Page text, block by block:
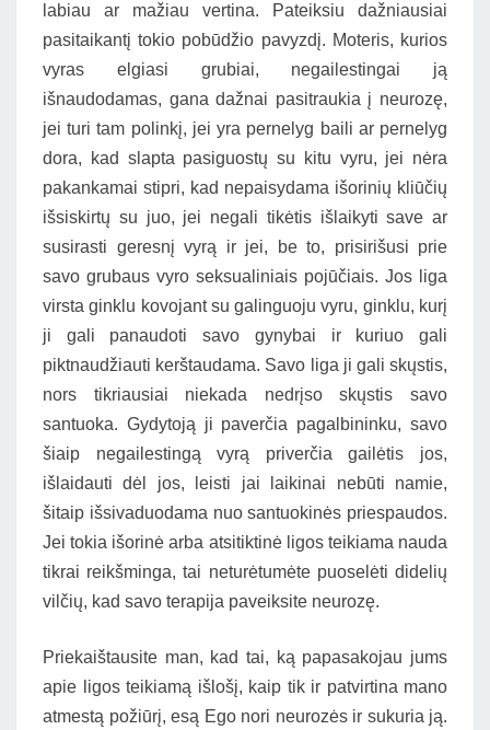
labiau ar mažiau vertina. Pateiksiu dažniausiai
pasitaikantį tokio pobūdžio pavyzdį. Moteris, kurios
vyras elgiasi grubiai, negailestingai ją
išnaudodamas, gana dažnai pasitraukia į neurozę,
jei turi tam polinkį, jei yra pernelyg baili ar pernelyg
dora, kad slapta pasiguostų su kitu vyru, jei nėra
pakankamai stipri, kad nepaisydama išorinių kliūčių
išsiskirtų su juo, jei negali tikėtis išlaikyti save ar
susirasti geresnį vyrą ir jei, be to, prisirišusi prie
savo grubaus vyro seksualiniais pojūčiais. Jos liga
virsta ginklu kovojant su galinguoju vyru, ginklu, kurį
ji gali panaudoti savo gynybai ir kuriuo gali
piktnaudžiauti kerštaudama. Savo liga ji gali skųstis,
nors tikriausiai niekada nedrįso skųstis savo
santuoka. Gydytoją ji paverčia pagalbininku, savo
šiaip negailestingą vyrą priverčia gailėtis jos,
išlaidauti dėl jos, leisti jai laikinai nebūti namie,
šitaip išsivaduodama nuo santuokinės priespaudos.
Jei tokia išorinė arba atsitiktinė ligos teikiama nauda
tikrai reikšminga, tai neturėtumėte puoselėti didelių
vilčių, kad savo terapija paveiksite neurozę.
Priekaištausite man, kad tai, ką papasakojau jums
apie ligos teikiamą išlošį, kaip tik ir patvirtina mano
atmestą požiūrį, esą Ego nori neurozės ir sukuria ją.